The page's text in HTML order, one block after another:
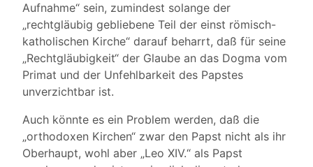
Aufnahme“ sein, zumindest solange der
„rechtgläubig gebliebene Teil der einst römisch-
katholischen Kirche“ darauf beharrt, daß für seine
„Rechtgläubigkeit“ der Glaube an das Dogma vom
Primat und der Unfehlbarkeit des Papstes
unverzichtbar ist.
Auch könnte es ein Problem werden, daß die
„orthodoxen Kirchen“ zwar den Papst nicht als ihr
Oberhaupt, wohl aber „Leo XIV.“ als Papst